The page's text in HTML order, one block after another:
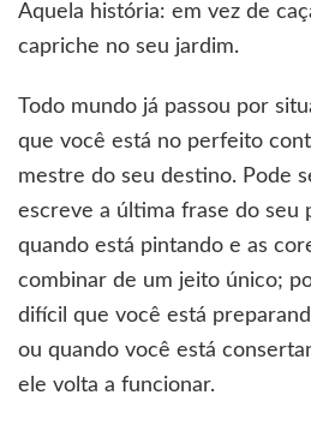
Aquela história: em vez de
capriche no seu jardim.
Todo mundo já passou por
que você está no perfeito
mestre do seu destino. Pode
escreve a última frase do seu
quando está pintando e as
combinar de um jeito único;
difícil que você está
ou quando você está
ele volta a funcionar.